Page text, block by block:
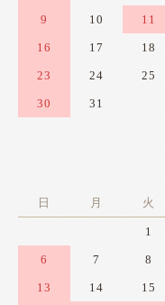
9 10 11
16 17 18
23 24 25
30 31
日 月 火
1
6 7 8
13 14 15